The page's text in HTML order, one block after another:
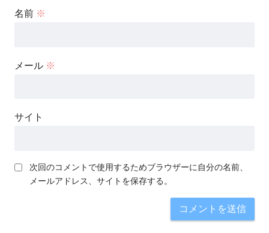
名前 ※
メール ※
サイト
次回のコメントで使用するためブラウザーに自分の名前、
メールアドレス、サイトを保存する。